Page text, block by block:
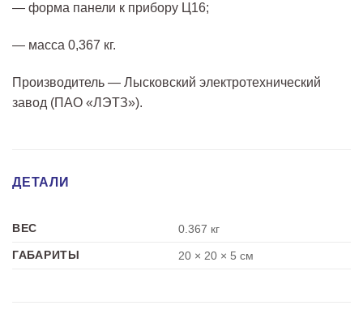
— форма панели к прибору Ц16;
— масса 0,367 кг.
Производитель — Лысковский электротехнический
завод (ПАО «ЛЭТЗ»).
ДЕТАЛИ
ВЕС
0.367 кг
ГАБАРИТЫ
20 × 20 × 5 см